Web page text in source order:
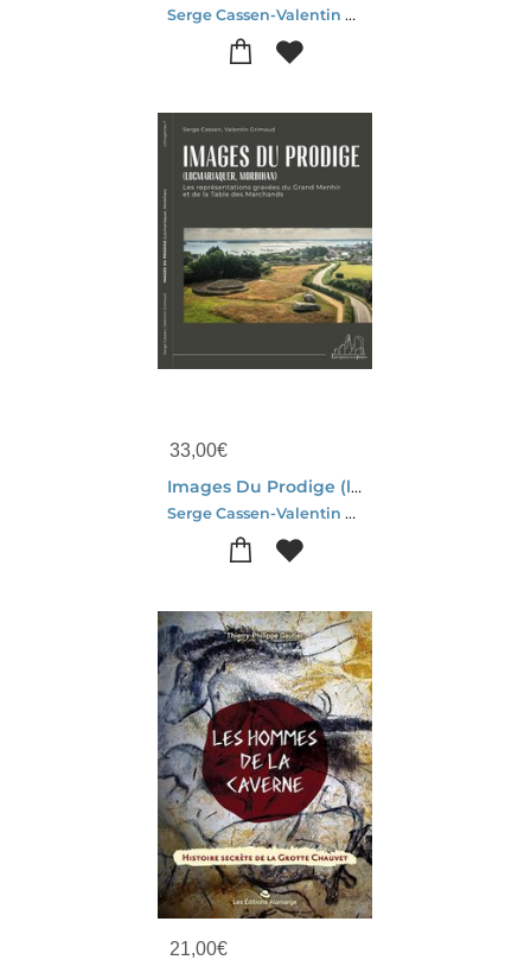
Serge Cassen-Valentin Grimaud
33,00€
Images Du Prodige (locmariaquer, Morbihan) : Les Representations Gravees Du Grand Menhir Et De La Table Des Marchands
Serge Cassen-Valentin Grimaud
21,00€